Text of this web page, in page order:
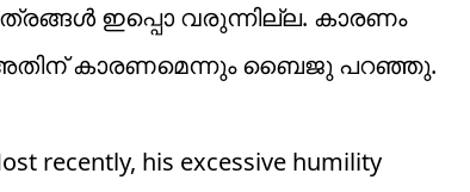
ഇപ്പൊ വരുന്നില്ല. കാരണം
അതിന് കാരണമെന്നും ബൈജു പറഞ്ഞു.
recently, his excessive humility